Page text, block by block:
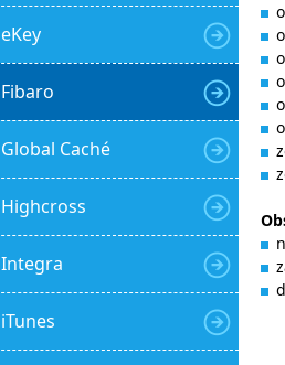
eKey
Fibaro
Global Caché
Highcross
Integra
iTunes